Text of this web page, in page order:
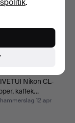
Nikon CL-
kaffek…
12 apr